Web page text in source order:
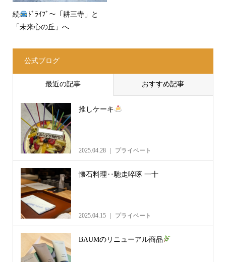
続
ﾄﾞﾗｲﾌﾞ〜「耕三寺」と
「未来心の丘」へ
公式ブログ
最近の記事 おすすめ記事
推しケーキ
2025.04.28 プライベート
懐石料理‥馳走啐啄 一十
2025.04.15 プライベート
BAUMのリニューアル商品